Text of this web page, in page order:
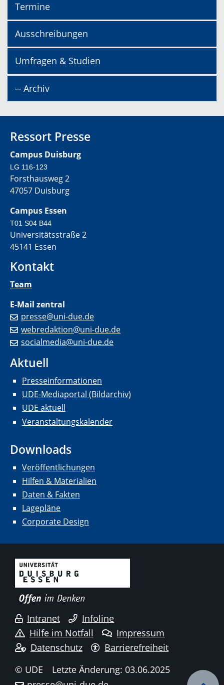
Termine
Ausschreibungen
Umfragen & Studien
-- Archiv
Ressort Presse
Campus Duisburg
LG 116-123
Forsthausweg 2
47057 Duisburg
Campus Essen
T01 S04 B44
Universitätsstraße 2
45141 Essen
Kontakt
Team
E-Mail zentral
presse@uni-due.de
webredaktion@uni-due.de
socialmedia@uni-due.de
Aktuell
Presseinformationen
UDE-Mediaportal (Bildarchiv)
UDE aktuell
Veranstaltungskalender
Downloads
Veröffentlichungen
Hilfen & Materialien
Daten & Fakten
Lagepläne
Corporate Design
Intranet
Infoline
Hilfe im Notfall
Impressum
Datenschutz
Barrierefreiheit
© UDE
Letzte Änderung: 03.06.2025